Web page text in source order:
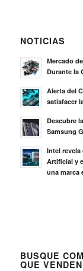
NOTICIAS
Mercado
Durante la
Alerta del
satisfacer
Descubre
Samsung
Intel
Artificial y
una marca
BUSQUE
QUE VENDEN